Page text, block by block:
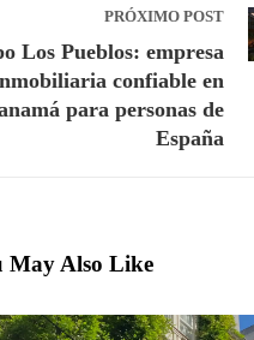
PRÓXIMO POST
Los Pueblos: empresa
confiable en
para personas de
España
May Also Like